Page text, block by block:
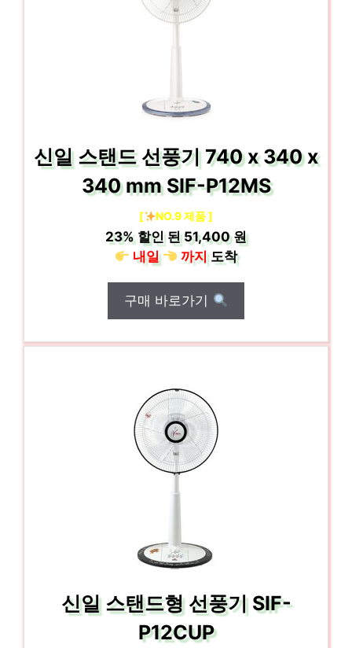
신일 스탠드 선풍기 740 x 340 x
340 mm SIF-P12MS
[ NO.9 제품 ]
23%할인 된51,400 원
내일
까지도착
구매 바로가기
신일 스탠드형 선풍기 SIF-
P12CUP